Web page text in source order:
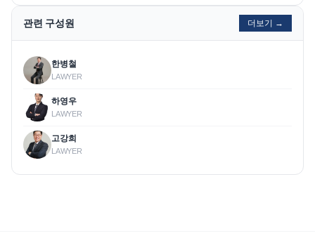
관련 구성원 더보기 →
한병철
LAWYER
하영우
LAWYER
고강희
LAWYER